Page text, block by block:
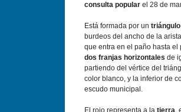
consulta popular el 28 de
Está formada por un
burdeos del ancho de la
que entra en el paño hasta el
dos franjas horizontales de
partiendo del vértice del
color blanco, y la inferior de
escudo municipal.
El rojo representa a la tierra,